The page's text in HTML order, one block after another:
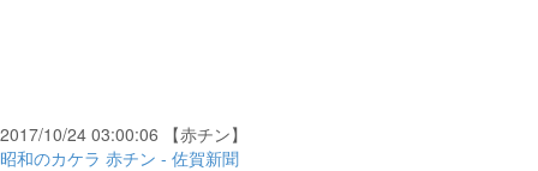
2017/10/24 03:00:06 【赤チン】
昭和のカケラ 赤チン - 佐賀新聞